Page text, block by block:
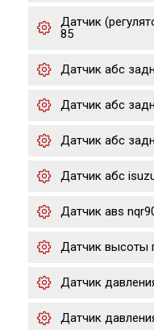
Датчик
85
Датчик абс
Датчик абс
Датчик абс
Датчик абс
Датчик авs
Датчик высоты
Датчик
Датчик